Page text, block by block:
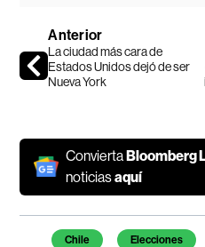
Anterior
La ciudad más cara de
Estados Unidos dejó de ser
Nueva York
ConviertaBloomberg
noticiasaquí
Temas de este artículo
Chile Elecciones